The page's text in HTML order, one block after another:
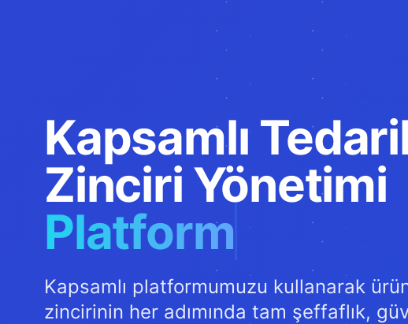
Kapsamlı
Zinciri Yönetimi
Platform
Kapsamlı platformumuzu kullanarak
zincirinin her adımında tam şeffaflık,